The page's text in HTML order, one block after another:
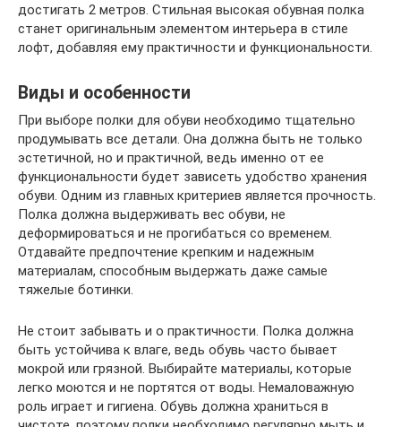
достигать 2 метров. Стильная высокая обувная полка
станет оригинальным элементом интерьера в стиле
лофт, добавляя ему практичности и функциональности.
Виды и особенности
При выборе полки для обуви необходимо тщательно
продумывать все детали. Она должна быть не только
эстетичной, но и практичной, ведь именно от ее
функциональности будет зависеть удобство хранения
обуви. Одним из главных критериев является прочность.
Полка должна выдерживать вес обуви, не
деформироваться и не прогибаться со временем.
Отдавайте предпочтение крепким и надежным
материалам, способным выдержать даже самые
тяжелые ботинки.
Не стоит забывать и о практичности. Полка должна
быть устойчива к влаге, ведь обувь часто бывает
мокрой или грязной. Выбирайте материалы, которые
легко моются и не портятся от воды. Немаловажную
роль играет и гигиена. Обувь должна храниться в